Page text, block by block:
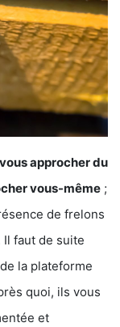
approcher du
vous-même ;
de frelons
faut de suite
la plateforme
quoi, ils vous
et